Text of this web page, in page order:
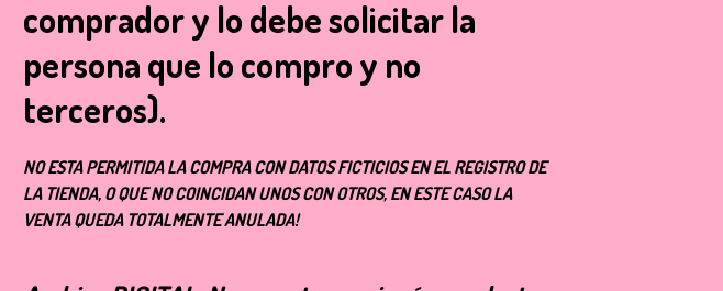
comprador y lo debe solicitar la
persona que lo compro y no
terceros).
NO ESTA PERMITIDA LA COMPRA CON DATOS FICTICIOS EN EL REGISTRO DE
LA TIENDA, O QUE NO COINCIDAN UNOS CON OTROS, EN ESTE CASO LA
VENTA QUEDA TOTALMENTE ANULADA!